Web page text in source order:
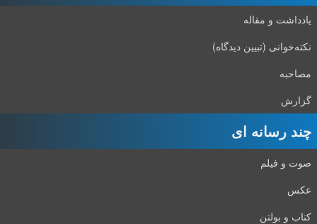
یادداشت و مقاله
نکته‌خوانی (تبیین دیدگاه)
مصاحبه
گزارش
چند رسانه ای
صوت و فیلم
عکس
کتاب و بولتن